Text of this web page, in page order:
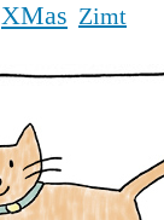
XMas Zimt